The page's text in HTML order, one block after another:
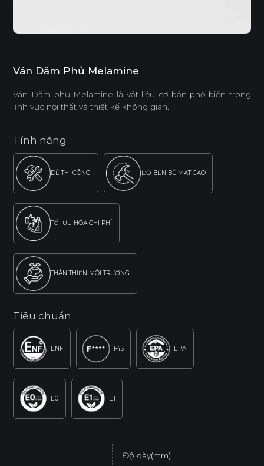
Ván Dăm Phủ Melamine
Ván Dăm phủ Melamine là vật liệu cơ bản phổ biến trong
lĩnh vực nội thất và thiết kế không gian.
Tính năng
DỄ THI CÔNG ĐỘ BỀN BỀ MẶT CAO
TỐI ƯU HÓA CHI PHÍ
THÂN THIỆN MÔI TRƯỜNG
Tiêu chuẩn
ENF F4S EPA
E0 E1
Độ dày(mm)